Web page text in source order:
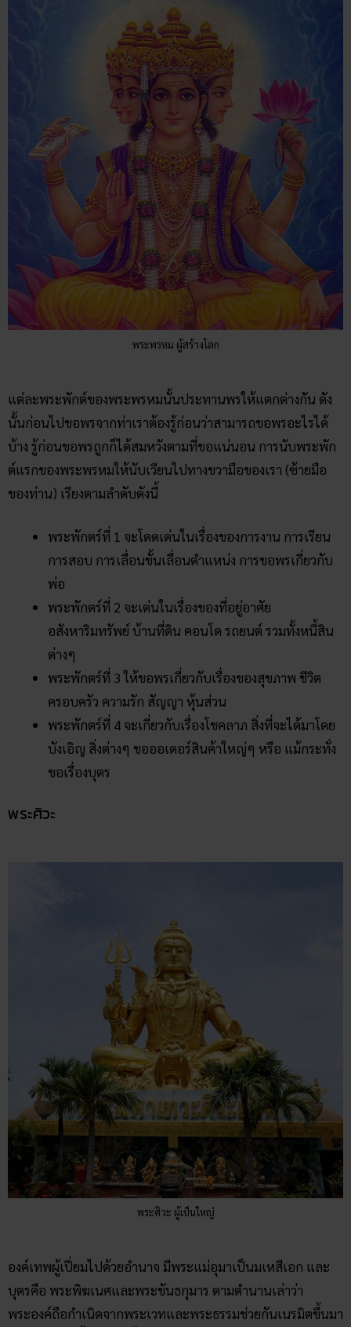
พระพรหม ผู้สร้างโลก
แต่ละพระพักต์ของพระพรหมนั้นประทานพรให้แตกต่างกัน ดัง
นั้นก่อนไปขอพรจากท่าเราต้องรู้ก่อนว่าสามารถขอพรอะไรได้
บ้าง รู้ก่อนขอพรถูกก็ได้สมหวังตามที่ขอแน่นอน การนับพระพัก
ต์แรกของพระพรหมให้นับเวียนไปทางขวามือของเรา (ซ้ายมือ
ของท่าน) เรียงตามลำดับดังนี้
พระพักตร์ที่ 1 จะโดดเด่นในเรื่องของการงาน การเรียน
การสอบ การเลื่อนขั้นเลื่อนตำแหน่ง การขอพรเกี่ยวกับ
พ่อ
พระพักตร์ที่ 2 จะเด่นในเรื่องของที่อยู่อาศัย
อสังหาริมทรัพย์ บ้านที่ดิน คอนโด รถยนต์ รวมทั้งหนี้สิน
ต่างๆ
พระพักตร์ที่ 3 ให้ขอพรเกี่ยวกับเรื่องของสุขภาพ ชีวิต
ครอบครัว ความรัก สัญญา หุ้นส่วน
พระพักตร์ที่ 4 จะเกี่ยวกับเรื่องโชคลาภ สิ่งที่จะได้มาโดย
บังเอิญ สิ่งต่างๆ ขอออเดอร์สินค้าใหญ่ๆ หรือ แม้กระทั่ง
ขอเรื่องบุตร
พระศิวะ
พระศิวะ ผู้เป็นใหญ่
องค์เทพผู้เปี่ยมไปด้วยอำนาจ มีพระแม่อุมาเป็นมเหสีเอก และ
บุตรคือ พระพิฆเนศและพระขันธกุมาร ตามตำนานเล่าว่า
พระองค์ถือกำเนิดจากพระเวทและพระธรรมช่วยกันเนรมิตขึ้นมา